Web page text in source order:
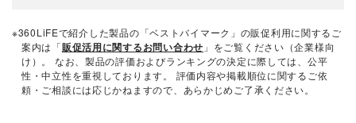
※360LiFEで紹介した製品の「ベストバイマーク」の販促利用に関するご
案内は「販促活用に関するお問い合わせ 」をご覧ください（企業様向
け）。 なお、製品の評価およびランキングの決定に際しては、公平
性・中立性を重視しております。 評価内容や掲載順位に関するご依
頼・ご相談には応じかねますので、あらかじめご了承ください。